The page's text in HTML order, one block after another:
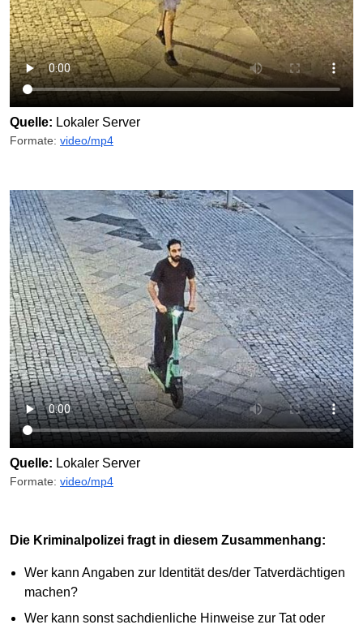
Quelle: Lokaler Server
Formate: video/mp4
Quelle: Lokaler Server
Formate: video/mp4
Die Kriminalpolizei fragt in diesem Zusammenhang:
Wer kann Angaben zur Identität des/der Tatverdächtigen
machen?
Wer kann sonst sachdienliche Hinweise zur Tat oder